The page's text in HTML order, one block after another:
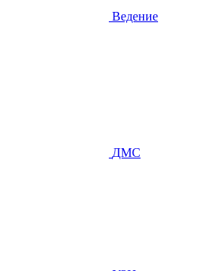
Ведение
ДМС